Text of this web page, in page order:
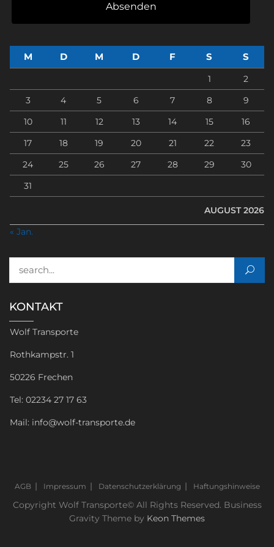
Absenden
AUGUST 2026
M D M D F S S
1
2
3
4 5 6 7 8
9
10
11 12 13 14 15
16
17
18 19 20 21 22
23
24
25 26 27 28 29
30
31
« Jan.
KONTAKT
Wolf Transporte
Rothkampstr. 1
50226 Frechen
Tel: 02234 27 17 63
Mail: info@wolf-transporte.de
AGB Impressum Datenschutzerklärung Haftungshinweise
Copyright Wolf Transporte© All Rights Reserved. Business
Gravity Theme by Keon Themes